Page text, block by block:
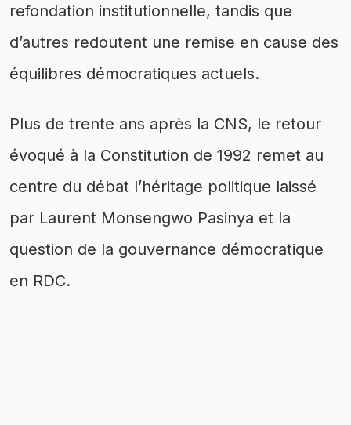
refondation institutionnelle, tandis que
d’autres redoutent une remise en cause des
équilibres démocratiques actuels.
Plus de trente ans après la CNS, le retour
évoqué à la Constitution de 1992 remet au
centre du débat l’héritage politique laissé
par Laurent Monsengwo Pasinya et la
question de la gouvernance démocratique
en RDC.